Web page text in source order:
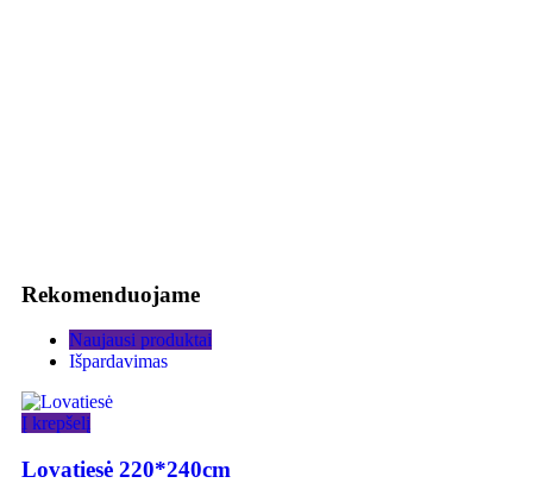
Rekomenduojame
Naujausi produktai
Išpardavimas
Į krepšelį
Lovatiesė 220*240cm